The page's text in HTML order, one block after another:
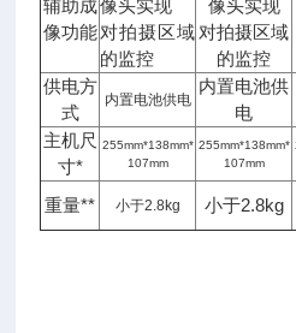
辅助成
像功能
像头实现
对拍摄区域
的监控
像头实现
对拍摄区域
的监控
供电方
式
内置电池供电
内置电池供
电
主机尺
寸*
255mm*138mm*
107mm
255mm*138mm*
107mm
重量**
小于2.8kg 小于2.8kg